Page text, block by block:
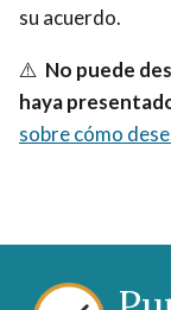
su acuerdo.
⚠️ No puede
haya
sobre cómo